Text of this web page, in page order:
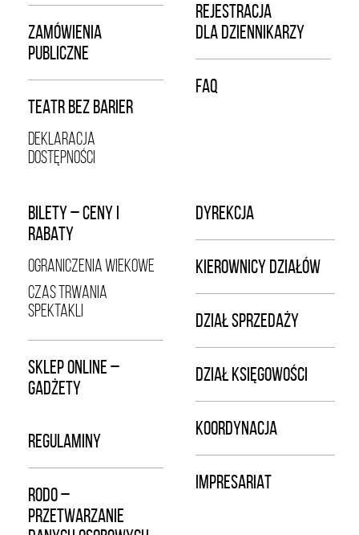
ZAMÓWIENIA
PUBLICZNE
TEATR BEZ BARIER
DEKLARACJA
DOSTĘPNOŚCI
REJESTRACJA
DLA DZIENNIKARZY
FAQ
BILETY – CENY I
RABATY
OGRANICZENIA WIEKOWE
CZAS TRWANIA
SPEKTAKLI
SKLEP ONLINE –
GADŻETY
REGULAMINY
RODO –
PRZETWARZANIE
DYREKCJA
KIEROWNICY DZIAŁÓW
DZIAŁ SPRZEDAŻY
DZIAŁ KSIĘGOWOŚCI
KOORDYNACJA
IMPRESARIAT